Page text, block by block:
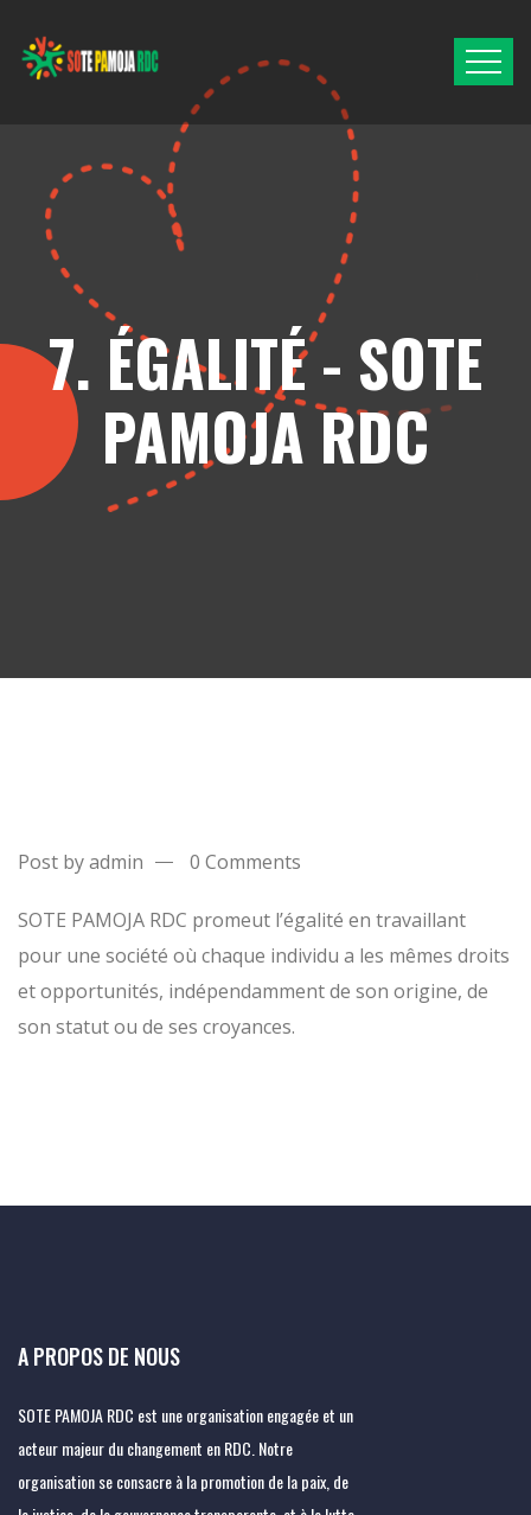
7. ÉGALITÉ - SOTE
PAMOJA RDC
Post by admin 0 Comments
SOTE PAMOJA RDC promeut l’égalité en travaillant
pour une société où chaque individu a les mêmes droits
et opportunités, indépendamment de son origine, de
son statut ou de ses croyances.
A PROPOS DE NOUS
SOTE PAMOJA RDC est une organisation engagée et un
acteur majeur du changement en RDC. Notre
organisation se consacre à la promotion de la paix, de